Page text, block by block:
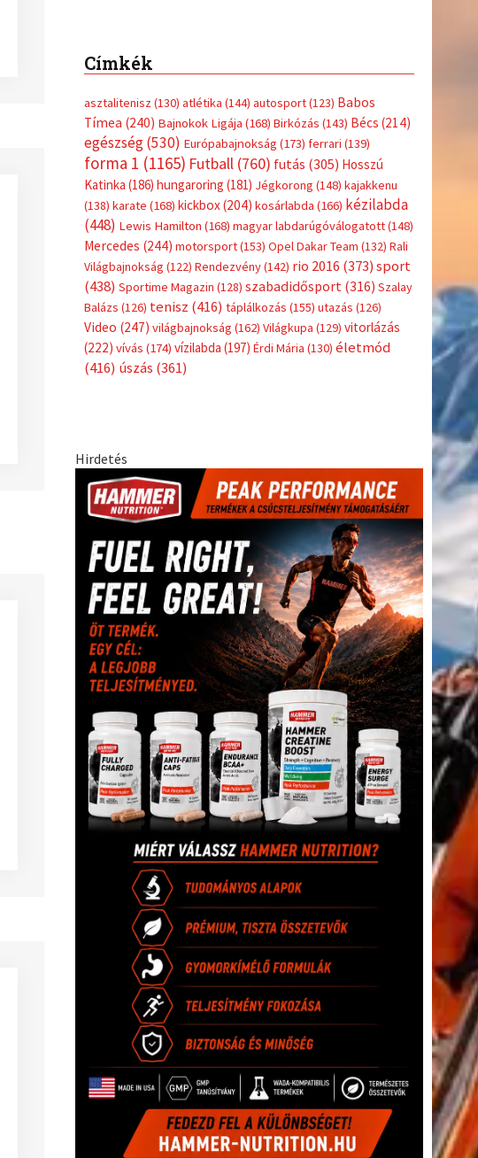
Címkék
asztalitenisz (130) atlétika (144) autosport(123) Babos
Tímea (240) Bajnokok Ligája (168) Birkózás (143) Bécs (214)
egészség(530) Európabajnokság (173) ferrari (139)
forma 1 (1165) Futball (760) futás (305) Hosszú
Katinka (186) hungaroring (181) Jégkorong (148) kajakkenu
(138) karate (168) kickbox(204) kosárlabda (166) kézilabda
(448) Lewis Hamilton (168) magyar labdarúgóválogatott(148)
Mercedes (244) motorsport(153) Opel Dakar Team (132) Rali
Világbajnokság (122) Rendezvény(142) rio 2016 (373) sport
(438) Sportime Magazin (128) szabadidősport (316) Szalay
Balázs (126) tenisz (416) táplálkozás (155) utazás (126)
Video (247) világbajnokság (162) Világkupa (129) vitorlázás
(222) vívás (174) vízilabda (197) Érdi Mária (130) életmód
(416) úszás (361)
Hirdetés